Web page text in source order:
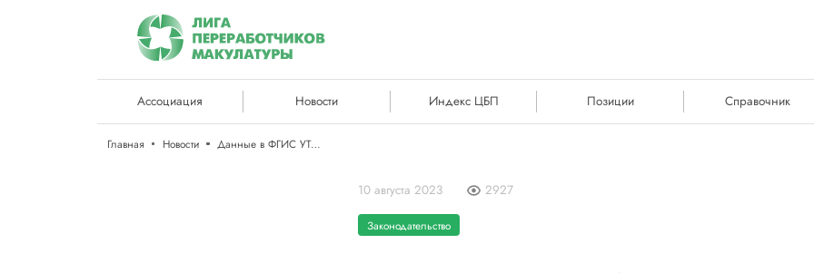
Ассоциация Новости Индекс ЦБП Позиции Справочник
Главная Новости Данные в ФГИС УТКО будут вносить муниципалитеты
10 августа 2023 2927
Законодательство